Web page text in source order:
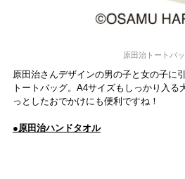
原田治トートバ
原田治さんデザインの男の子と女の子に
トートバッグ。A4サイズもしっかり入る
っとしたおでかけにも便利ですね！
●原田治ハンドタオル